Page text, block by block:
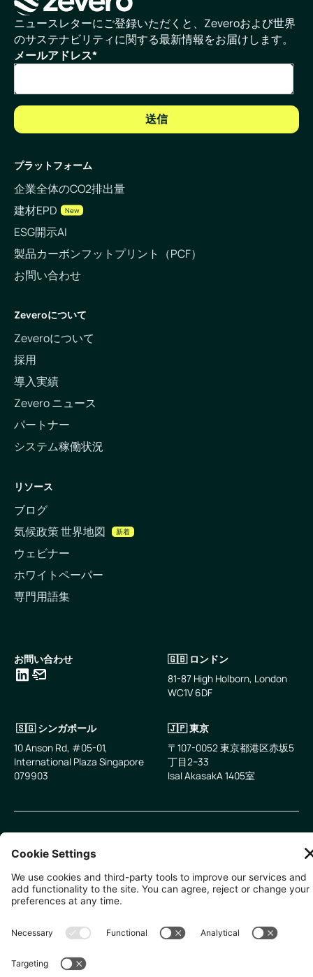
ホームページ
ニュースレターにご登録いただくと、Zeveroおよび世界
のサステナビリティに関する最新情報をお届けします。
メールアドレス*
プラットフォーム
企業全体のCO2排出量
建材EPD
New
ESG開示AI
製品カーボンフットプリント（PCF）
お問い合わせ
Zeveroについて
Zeveroについて
採用
導入実績
Zevero ニュース
パートナー
システム稼働状況
リソース
ブログ
気候政策 世界地図
新着
ウェビナー
ホワイトペーパー
専門用語集
お問い合わせ
🇬🇧 ロンドン
81-87 High Holborn, London
WC1V 6DF
🇸🇬 シンガポール
10 Anson Rd, #05-01,
International Plaza Singapore
079903
🇯🇵 東京
〒107-0052 東京都港区赤坂5
丁目2−33
IsaI AkasakA 1405室
プライバシーポリシー